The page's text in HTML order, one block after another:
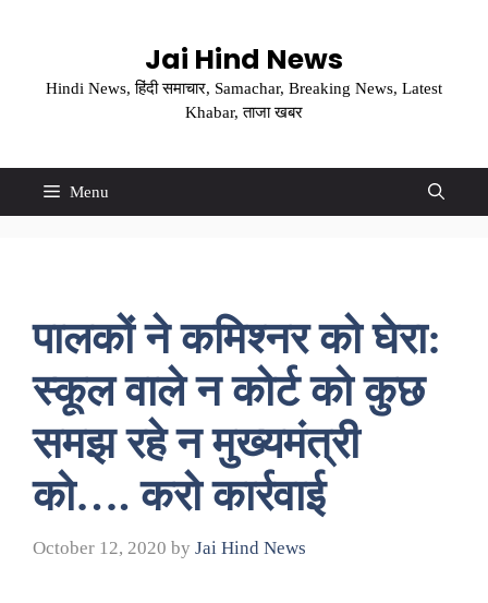
Jai Hind News
Hindi News, हिंदी समाचार, Samachar, Breaking News, Latest
Khabar, ताजा खबर
Menu
पालकों ने कमिश्नर को घेरा:
स्कूल वाले न कोर्ट को कुछ
समझ रहे न मुख्यमंत्री
को…. करो कार्रवाई
October 12, 2020 by Jai Hind News